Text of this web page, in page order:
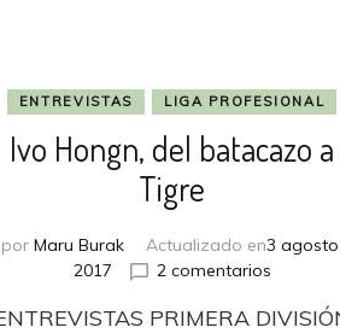
ENTREVISTAS LIGA PROFESIONAL
Ivo Hongn, del batacazo a
Tigre
porMaru Burak Actualizado en3 agosto,
2017
2 comentariosen
Hongn,
PRIMERA